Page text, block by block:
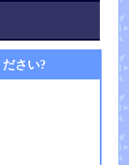
さい?